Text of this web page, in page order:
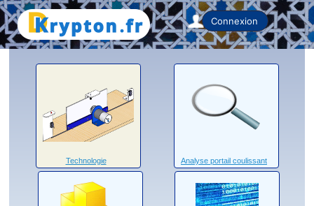
Home
Connexion
Technologie Analyse portail coulissant